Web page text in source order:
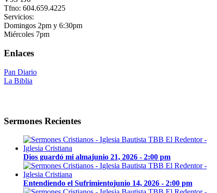
Tfno: 604.659.4225
Servicios:
Domingos 2pm y 6:30pm
Miércoles 7pm
Enlaces
Pan Diario
La Biblia
Sermones Recientes
Dios guardó mi almajunio 21, 2026 - 2:00 pm
Entendiendo el Sufrimientojunio 14, 2026 - 2:00 pm